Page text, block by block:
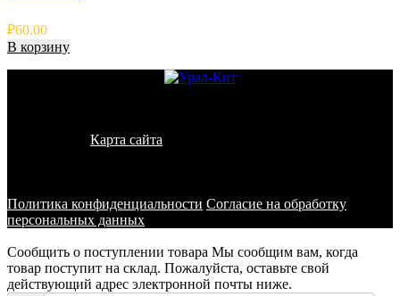
₽60.00
В корзину
Карта сайта
Политика конфиденциальности Согласие на обработку
персональных данных
Сообщить о поступлении товара Мы сообщим вам, когда
товар поступит на склад. Пожалуйста, оставьте свой
действующий адрес электронной почты ниже.